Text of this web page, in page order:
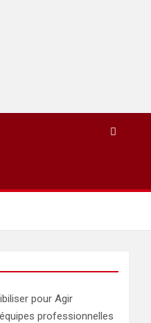
pour Agir
professionnelles